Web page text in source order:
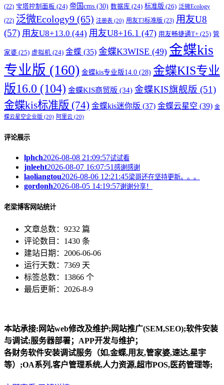
(22) 宝塔控制面板 (24) 帝国cms (30) 数据库 (24) 标准版 (26) 泛微Ecology
(22) 泛微Ecology9 (65) 注册表 (20) 用友T3标准版 (23) 用友U8
(57) 用友U8+13.0 (44) 用友U8+16.1 (47) 用友畅捷通T+ (25) 管
家婆 (25) 虚拟机 (24) 金蝶 (35) 金蝶K3WISE (49) 金蝶kis
专业版 (160) 金蝶kis专业版14.0 (28) 金蝶KIS专业
版16.0 (104) 金蝶KIS商贸版 (34) 金蝶KIS旗舰版 (51)
金蝶kis标准版 (74) 金蝶kis迷你版 (37) 金蝶云星空 (39) 金
蝶云星空企业版 (20) 阿里云 (20)
评论展示
lphch2026-08-08 21:09:57试试看
jnleeht2026-08-07 16:07:51 感谢感谢
laoliangtou2026-08-06 12:21:45梁哥还在坚持更新。。。
gordonh2026-08-05 14:19:57谢谢分享！
老梁博客网站统计
文章总数：9232 篇
评论数目：1430 条
建站日期：2006-06-06
运行天数：7369 天
标签总数：13866 个
最后更新：2026-8-9
本站承接:网站web修改及维护;网站推广(SEM,SEO);软件安装
与调试;服务器部署；APP开发与维护；
各财务软件安装调试服务（如,金蝶,用友,管家婆,速达,星宇
等）;OA系列,客户管理系统,人力资源,超市POS,医药管理等;